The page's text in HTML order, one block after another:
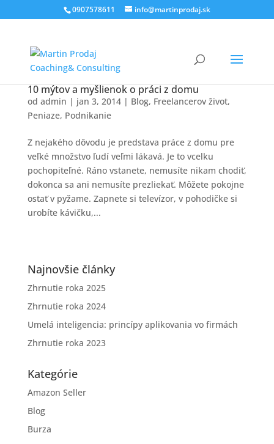
0907578611 info@martinprodaj.sk
10 mýtov a myšlienok o práci z domu
od admin | jan 3, 2014| Blog, Freelancerov život,
Peniaze, Podnikanie
Z nejakého dôvodu je predstava práce z domu pre
veľké množstvo ľudí veľmi lákavá. Je to vcelku
pochopiteľné. Ráno vstanete, nemusíte nikam chodiť,
dokonca sa ani nemusíte prezliekať. Môžete pokojne
ostať v pyžame. Zapnete si televízor, v pohodičke si
urobíte kávičku,...
Najnovšie články
Zhrnutie roka 2025
Zhrnutie roka 2024
Umelá inteligencia: princípy aplikovania vo firmách
Zhrnutie roka 2023
Kategórie
Amazon Seller
Blog
Burza